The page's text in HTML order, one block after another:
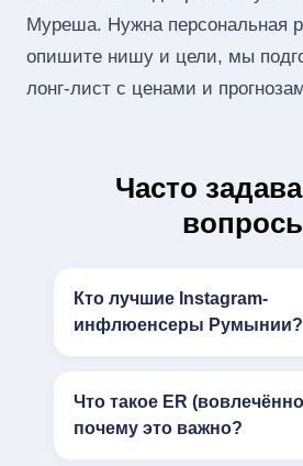
Муреша. Нужна персональная
опишите нишу и цели, мы
лонг‑лист с ценами и
Часто
Кто лучшие Instagram-
инфлюенсеры Румынии?
Что такое ER
почему это важно?